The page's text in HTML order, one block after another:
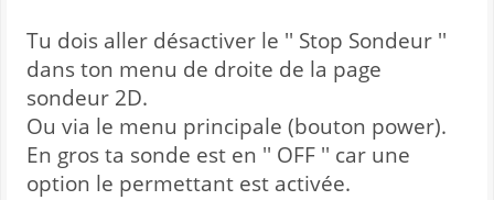
Tu dois aller désactiver le '' Stop Sondeur ''
dans ton menu de droite de la page
sondeur 2D.
Ou via le menu principale (bouton power).
En gros ta sonde est en '' OFF '' car une
option le permettant est activée.